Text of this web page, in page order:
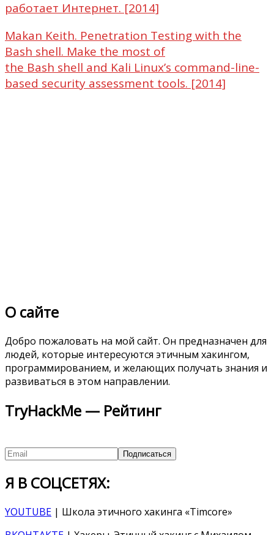
работает Интернет. [2014]
Makan Keith. Penetration Testing with the
Bash shell. Make the most of
the Bash shell and Kali Linux’s command-line-
based security assessment tools. [2014]
О сайте
Добро пожаловать на мой сайт. Он предназначен для
людей, которые интересуются этичным хакингом,
программированием, и желающих получать знания и
развиваться в этом направлении.
TryHackMe — Рейтинг
Я В СОЦСЕТЯХ:
YOUTUBE | Школа этичного хакинга «Timcore»